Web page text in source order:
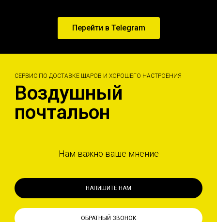
Перейти в Telegram
СЕРВИС ПО ДОСТАВКЕ ШАРОВ И ХОРОШЕГО НАСТРОЕНИЯ
Воздушный
почтальон
Нам важно ваше мнение
НАПИШИТЕ НАМ
ОБРАТНЫЙ ЗВОНОК